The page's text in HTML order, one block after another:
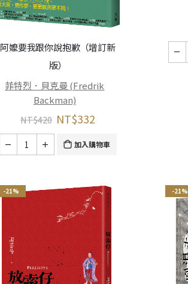
阿嬤要我跟你說抱歉（增訂新
版）
菲特烈．貝克曼 (Fredrik
Backman)
NT$420 NT$332
加入購物車
-21% -21%